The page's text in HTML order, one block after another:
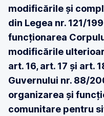
modificările și
din Legea nr. 121/
funcționarea
modificările
art. 16, art. 17 și art.
Guvernului nr. 88/
organizarea și
comunitare pentru